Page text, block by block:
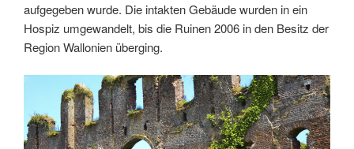
aufgegeben wurde. Die intakten Gebäude wurden in ein
Hospiz umgewandelt, bis die Ruinen 2006 in den Besitz der
Region Wallonien überging.